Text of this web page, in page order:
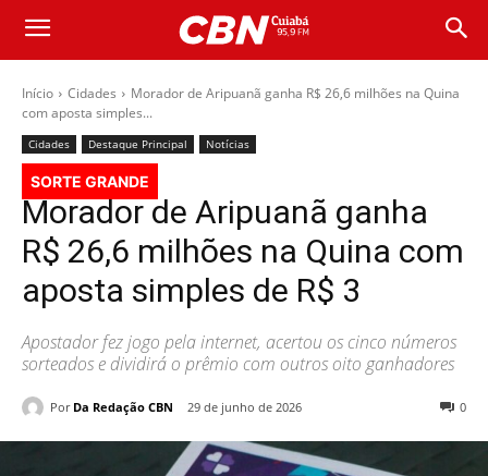
Início Cidades
Morador de Aripuanã ganha R$ 26,6 milhões na Quina
com aposta simples...
Cidades Destaque Principal Notícias
SORTE GRANDE
Morador de Aripuanã ganha
R$ 26,6 milhões na Quina com
aposta simples de R$ 3
Apostador fez jogo pela internet, acertou os cinco números
sorteados e dividirá o prêmio com outros oito ganhadores
Por Da Redação CBN 29 de junho de 2026 0